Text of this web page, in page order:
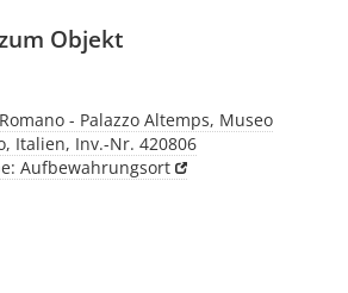
Objekt
- Palazzo Altemps, Museo
Italien, Inv.-Nr. 420806
Aufbewahrungsort